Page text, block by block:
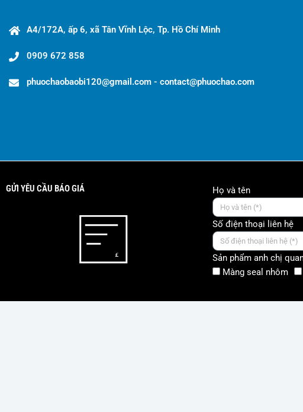
A4/172A, ấp 6, xã Tân Vĩnh Lộc, Tp. Hồ Chí Minh
0909 672 858
phuochaobaobi120@gmail.com - contact@phuochao.com
GỬI YÊU CẦU BÁO GIÁ Họ và tên
Số điện thoại liên hệ
Sản phẩm anh chị
Màng seal nhôm